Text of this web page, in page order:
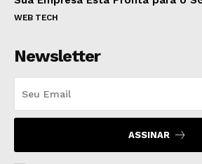
WEB TECH
Newsletter
ASSINAR